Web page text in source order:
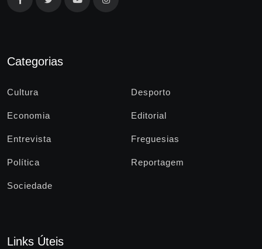
Categorias
Cultura Desporto
Economia Editorial
Entrevista Freguesias
Política Reportagem
Sociedade
Links Úteis